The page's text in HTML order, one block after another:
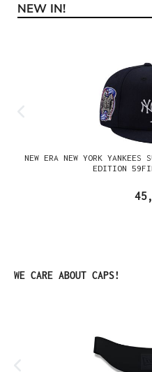
Produktgalerie überspringen
NEW IN!
NEW ERA NEW YORK
EDITION
Produktgalerie überspringen
WE CARE ABOUT CAPS!